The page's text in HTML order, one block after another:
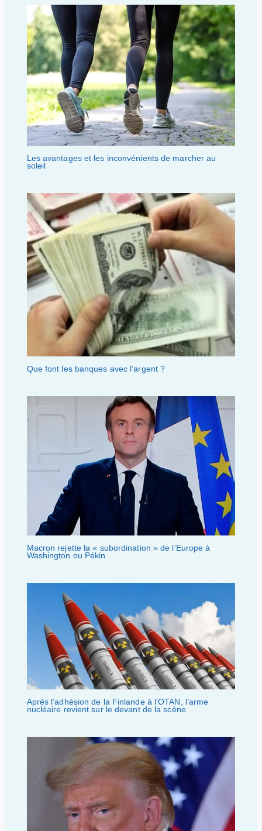
Les avantages et les inconvénients de marcher au
soleil
Que font les banques avec l’argent ?
Macron rejette la « subordination » de l’Europe à
Washington ou Pékin
Après l’adhésion de la Finlande à l’OTAN, l’arme
nucléaire revient sur le devant de la scène